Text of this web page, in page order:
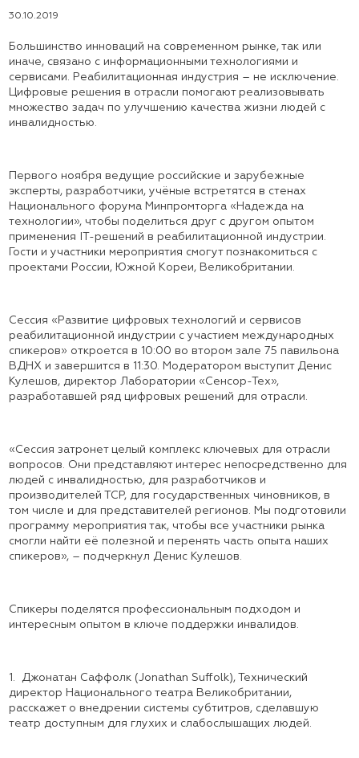
30.10.2019
Большинство инноваций на современном рынке, так или
иначе, связано с информационными технологиями и
сервисами. Реабилитационная индустрия – не исключение.
Цифровые решения в отрасли помогают реализовывать
множество задач по улучшению качества жизни людей с
инвалидностью.
Первого ноября ведущие российские и зарубежные
эксперты, разработчики, учёные встретятся в стенах
Национального форума Минпромторга «Надежда на
технологии», чтобы поделиться друг с другом опытом
применения IT-решений в реабилитационной индустрии.
Гости и участники мероприятия смогут познакомиться с
проектами России, Южной Кореи, Великобритании.
Сессия «Развитие цифровых технологий и сервисов
реабилитационной индустрии с участием международных
спикеров» откроется в 10:00 во втором зале 75 павильона
ВДНХ и завершится в 11:30. Модератором выступит Денис
Кулешов, директор Лаборатории «Сенсор-Тех»,
разработавшей ряд цифровых решений для отрасли.
«Сессия затронет целый комплекс ключевых для отрасли
вопросов. Они представляют интерес непосредственно для
людей с инвалидностью, для разработчиков и
производителей ТСР, для государственных чиновников, в
том числе и для представителей регионов. Мы подготовили
программу мероприятия так, чтобы все участники рынка
смогли найти её полезной и перенять часть опыта наших
спикеров», – подчеркнул Денис Кулешов.
Спикеры поделятся профессиональным подходом и
интересным опытом в ключе поддержки инвалидов.
1.
Джонатан Саффолк (Jonathan Suffolk), Технический
директор Национального театра Великобритании,
расскажет о внедрении системы субтитров, сделавшую
театр доступным для глухих и слабослышащих людей.